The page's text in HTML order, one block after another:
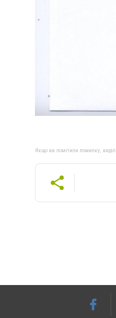
Якщо ви помітили помилку,